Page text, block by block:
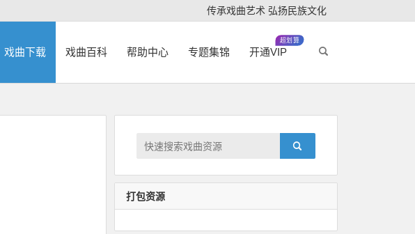
传承戏曲艺术 弘扬民族文化
戏曲下载 戏曲百科 帮助中心 专题集锦 开通VIP
超划算
打包资源